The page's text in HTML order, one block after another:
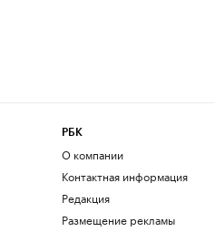
РБК
О компании
Контактная информация
Редакция
Размещение рекламы